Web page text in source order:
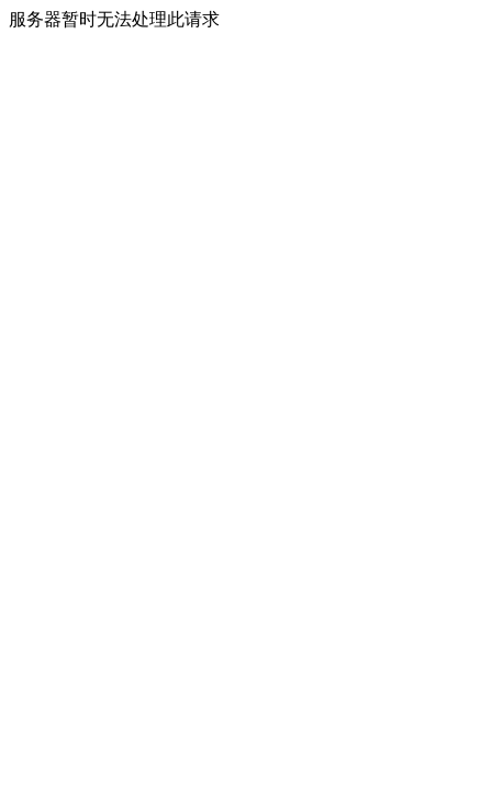
服务器暂时无法处理此请求